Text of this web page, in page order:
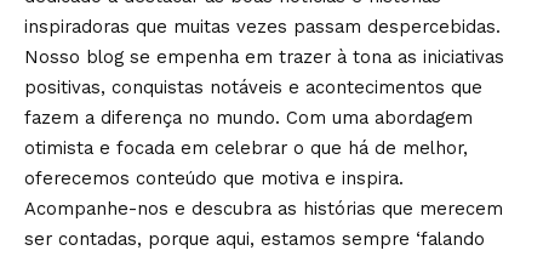
inspiradoras que muitas vezes passam despercebidas.
Nosso blog se empenha em trazer à tona as iniciativas
positivas, conquistas notáveis e acontecimentos que
fazem a diferença no mundo. Com uma abordagem
otimista e focada em celebrar o que há de melhor,
oferecemos conteúdo que motiva e inspira.
Acompanhe-nos e descubra as histórias que merecem
ser contadas, porque aqui, estamos sempre ‘falando